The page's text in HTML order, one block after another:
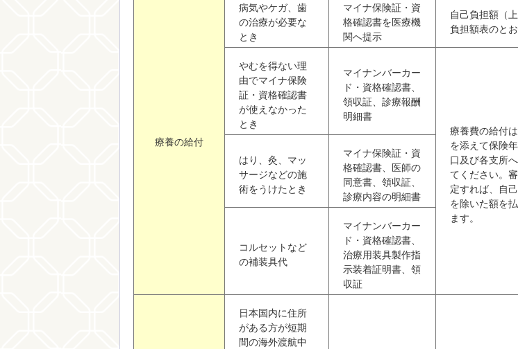
療養の給付
病気やケガ、歯
の治療が必要な
とき
マイナ保険証・資
格確認書を医療機
関へ提示
自己負担額（
負担額表のとお
やむを得ない理
由でマイナ保険
証・資格確認書
が使えなかった
とき
マイナンバーカー
ド・資格確認書、
領収証、診療報酬
明細書
療養費の給付
を添えて保険
口及び各支所
てください。
定すれば、自
を除いた額を
ます。
はり、灸、マッ
サージなどの施
術をうけたとき
マイナ保険証・資
格確認書、医師の
同意書、領収証、
診療内容の明細書
コルセットなど
の補装具代
マイナンバーカー
ド・資格確認書、
治療用装具製作指
示装着証明書、領
収証
日本国内に住所
がある方が短期
間の海外渡航中